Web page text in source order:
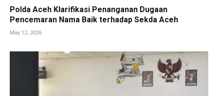
Polda Aceh Klarifikasi Penanganan Dugaan
Pencemaran Nama Baik terhadap Sekda Aceh
May 12, 2026